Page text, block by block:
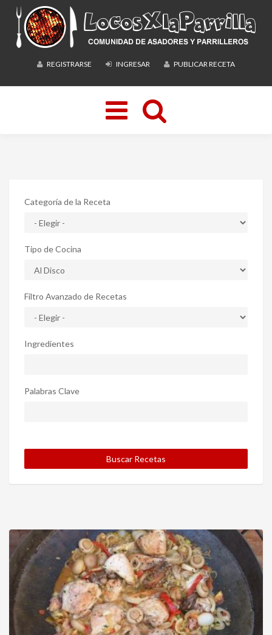
REGISTRARSE INGRESAR PUBLICAR RECETA
Toggle
navigation
Categoría de la Receta
Tipo de Cocina
Filtro Avanzado de Recetas
Ingredientes
Palabras Clave
Buscar Recetas